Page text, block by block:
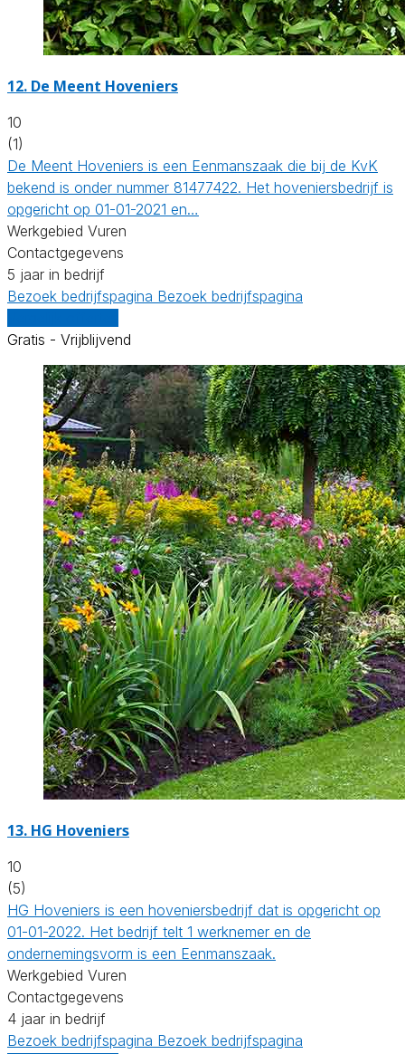
12. De Meent Hoveniers
10
(1)
De Meent Hoveniers is een Eenmanszaak die bij de KvK
bekend is onder nummer 81477422. Het hoveniersbedrijf is
opgericht op 01-01-2021 en…
Werkgebied Vuren
Contactgegevens
5 jaar in bedrijf
Bezoek bedrijfspagina Bezoek bedrijfspagina
Gratis - Vrijblijvend
13. HG Hoveniers
10
(5)
HG Hoveniers is een hoveniersbedrijf dat is opgericht op
01-01-2022. Het bedrijf telt 1 werknemer en de
ondernemingsvorm is een Eenmanszaak.
Werkgebied Vuren
Contactgegevens
4 jaar in bedrijf
Bezoek bedrijfspagina Bezoek bedrijfspagina